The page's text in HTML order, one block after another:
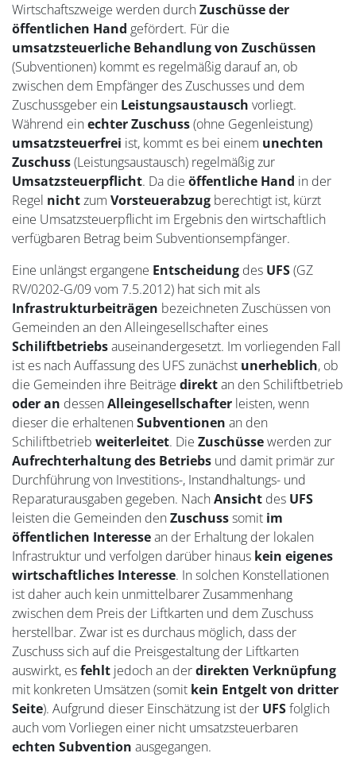
Wirtschaftszweige werden durchZuschüsse der
öffentlichen Hand gefördert. Für die
umsatzsteuerliche Behandlung von Zuschüssen
(Subventionen) kommt es regelmäßig darauf an, ob
zwischen dem Empfänger des Zuschusses und dem
Zuschussgeber ein Leistungsaustausch vorliegt.
Während einechter Zuschuss(ohne Gegenleistung)
umsatzsteuerfrei ist, kommt es bei einem unechten
Zuschuss(Leistungsaustausch) regelmäßig zur
Umsatzsteuerpflicht. Da die öffentliche Hand in der
Regel nichtzum Vorsteuerabzug berechtigt ist, kürzt
eine Umsatzsteuerpflicht im Ergebnis den wirtschaftlich
verfügbaren Betrag beim Subventionsempfänger.
Eine unlängst ergangene Entscheidung des UFS(GZ
RV/0202-G/09 vom 7.5.2012) hat sich mit als
Infrastrukturbeiträgen bezeichneten Zuschüssen von
Gemeinden an den Alleingesellschafter eines
Schiliftbetriebsauseinandergesetzt. Im vorliegenden Fall
ist es nach Auffassung des UFS zunächst unerheblich, ob
die Gemeinden ihre Beiträge direktan den Schiliftbetrieb
oder an dessenAlleingesellschafter leisten, wenn
dieser die erhaltenenSubventionen an den
Schiliftbetrieb weiterleitet. Die Zuschüssewerden zur
Aufrechterhaltung des Betriebs und damit primär zur
Durchführung von Investitions-, Instandhaltungs- und
Reparaturausgaben gegeben. NachAnsicht des UFS
leisten die Gemeinden denZuschusssomit im
öffentlichen Interessean der Erhaltung der lokalen
Infrastruktur und verfolgen darüber hinaus kein eigenes
wirtschaftliches Interesse. In solchen Konstellationen
ist daher auch kein unmittelbarer Zusammenhang
zwischen dem Preis der Liftkarten und dem Zuschuss
herstellbar. Zwar ist es durchaus möglich, dass der
Zuschuss sich auf die Preisgestaltung der Liftkarten
auswirkt, esfehlt jedoch an derdirekten Verknüpfung
mit konkreten Umsätzen (somit kein Entgelt von dritter
Seite). Aufgrund dieser Einschätzung ist der UFSfolglich
auch vom Vorliegen einer nicht umsatzsteuerbaren
echten Subvention ausgegangen.